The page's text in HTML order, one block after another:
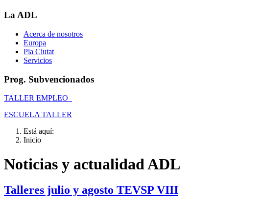
La ADL
Acerca de nosotros
Europa
Pla Ciutat
Servicios
Prog. Subvencionados
TALLER EMPLEO
ESCUELA TALLER
Está aquí:
Inicio
Noticias y actualidad ADL
Talleres julio y agosto TEVSP VIII